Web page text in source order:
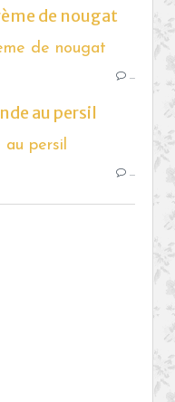
de nougat
…
au persil
…